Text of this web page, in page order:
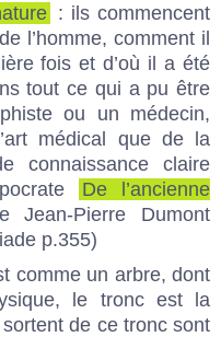
: ils commencent
l’homme, comment il
fois et d’où il a été
tout ce qui a pu être
ou un médecin,
médical que de la
connaissance claire
De l’ancienne
Jean-Pierre Dumont
p.355)
comme un arbre, dont
le tronc est la
de ce tronc sont